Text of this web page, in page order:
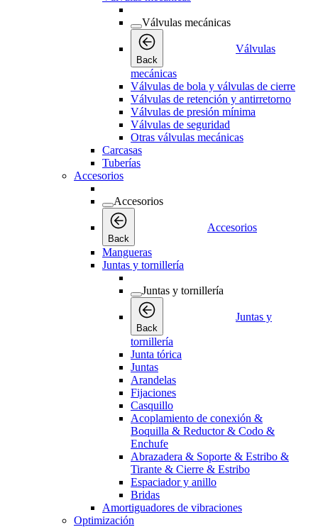
Válvulas mecánicas
Back
Válvulas
mecánicas
Válvulas de bola y válvulas de cierre
Válvulas de retención y antirretorno
Válvulas de presión mínima
Válvulas de seguridad
Otras válvulas mecánicas
Carcasas
Tuberías
Accesorios
Accesorios
Back
Accesorios
Mangueras
Juntas y tornillería
Juntas y tornillería
Back
Juntas y
tornillería
Junta tórica
Juntas
Arandelas
Fijaciones
Casquillo
Acoplamiento de conexión &
Boquilla & Reductor & Codo &
Enchufe
Abrazadera & Soporte & Estribo &
Tirante & Cierre & Estribo
Espaciador y anillo
Bridas
Amortiguadores de vibraciones
Optimización